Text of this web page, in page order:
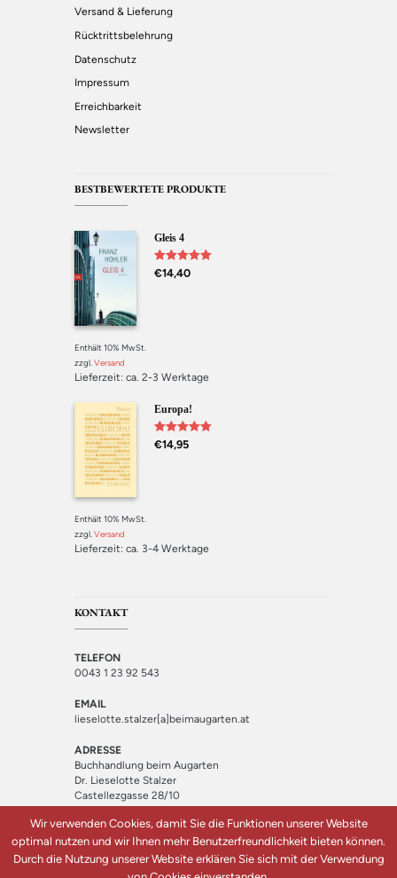
Versand & Lieferung
Rücktrittsbelehrung
Datenschutz
Impressum
Erreichbarkeit
Newsletter
BESTBEWERTETE PRODUKTE
Gleis 4
Bewertet mit
5.00 von 5
€14,40
Enthält 10% MwSt.
zzgl. Versand
Lieferzeit: ca. 2-3 Werktage
Europa!
Bewertet mit
5.00 von 5
€14,95
Enthält 10% MwSt.
zzgl. Versand
Lieferzeit: ca. 3-4 Werktage
KONTAKT
TELEFON
0043 1 23 92 543
EMAIL
lieselotte.stalzer[a]beimaugarten.at
ADRESSE
Buchhandlung beim Augarten
Dr. Lieselotte Stalzer
Castellezgasse 28/10
Wir verwenden Cookies, damit Sie die Funktionen unserer Website
optimal nutzen und wir Ihnen mehr Benutzerfreundlichkeit bieten können.
Durch die Nutzung unserer Website erklären Sie sich mit der Verwendung